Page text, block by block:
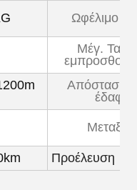
Ωφέλιμο
Μέγ.
Απόσταση
Προέλευση